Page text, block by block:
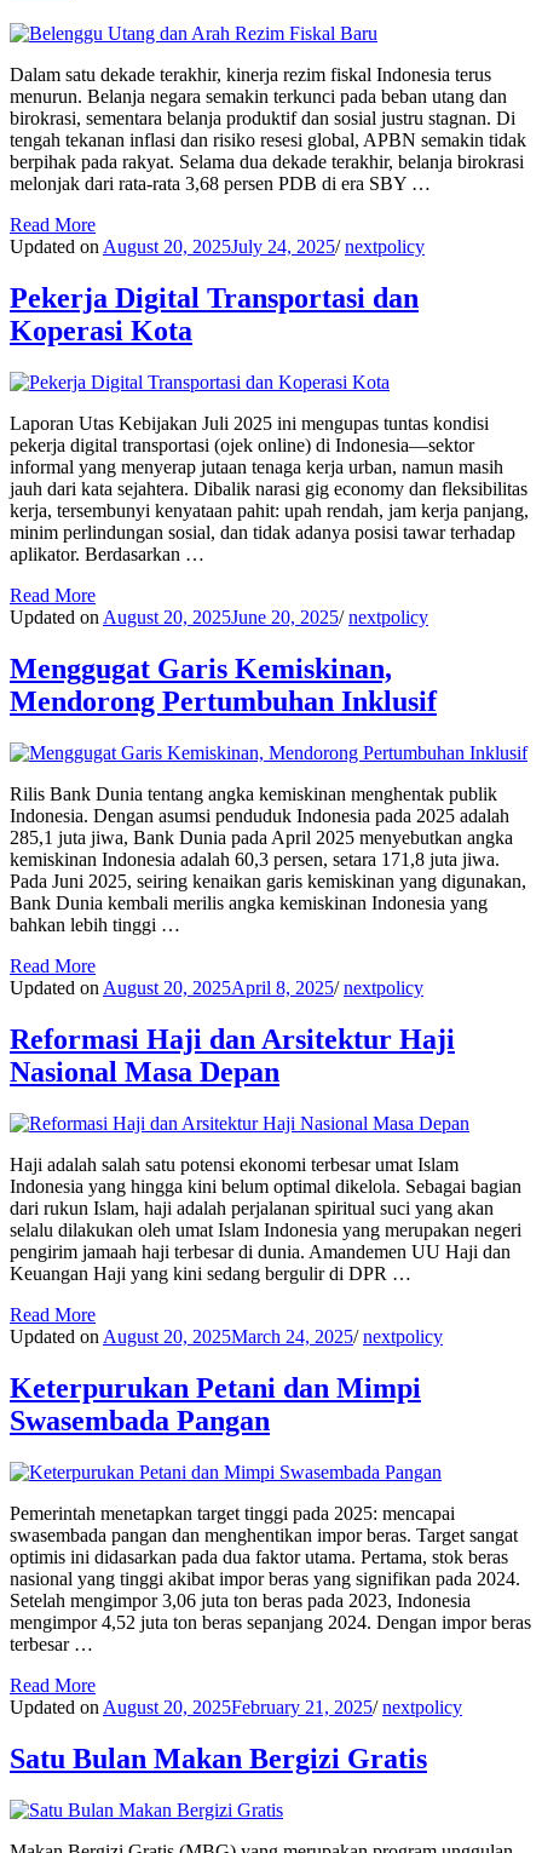
Dalam satu dekade terakhir, kinerja rezim fiskal Indonesia terus
menurun. Belanja negara semakin terkunci pada beban utang dan
birokrasi, sementara belanja produktif dan sosial justru stagnan. Di
tengah tekanan inflasi dan risiko resesi global, APBN semakin tidak
berpihak pada rakyat. Selama dua dekade terakhir, belanja birokrasi
melonjak dari rata-rata 3,68 persen PDB di era SBY …
Read More
Updated onAugust 20, 2025July 24, 2025/ nextpolicy
Pekerja Digital Transportasi dan
Koperasi Kota
Laporan Utas Kebijakan Juli 2025 ini mengupas tuntas kondisi
pekerja digital transportasi (ojek online) di Indonesia—sektor
informal yang menyerap jutaan tenaga kerja urban, namun masih
jauh dari kata sejahtera. Dibalik narasi gig economy dan fleksibilitas
kerja, tersembunyi kenyataan pahit: upah rendah, jam kerja panjang,
minim perlindungan sosial, dan tidak adanya posisi tawar terhadap
aplikator. Berdasarkan …
Read More
Updated on August 20, 2025June 20, 2025/ nextpolicy
Menggugat Garis Kemiskinan,
Mendorong Pertumbuhan Inklusif
Rilis Bank Dunia tentang angka kemiskinan menghentak publik
Indonesia. Dengan asumsi penduduk Indonesia pada 2025 adalah
285,1 juta jiwa, Bank Dunia pada April 2025 menyebutkan angka
kemiskinan Indonesia adalah 60,3 persen, setara 171,8 juta jiwa.
Pada Juni 2025, seiring kenaikan garis kemiskinan yang digunakan,
Bank Dunia kembali merilis angka kemiskinan Indonesia yang
bahkan lebih tinggi …
Read More
Updated on August 20, 2025April 8, 2025/ nextpolicy
Reformasi Haji dan Arsitektur Haji
Nasional Masa Depan
Haji adalah salah satu potensi ekonomi terbesar umat Islam
Indonesia yang hingga kini belum optimal dikelola. Sebagai bagian
dari rukun Islam, haji adalah perjalanan spiritual suci yang akan
selalu dilakukan oleh umat Islam Indonesia yang merupakan negeri
pengirim jamaah haji terbesar di dunia. Amandemen UU Haji dan
Keuangan Haji yang kini sedang bergulir di DPR …
Read More
Updated on August 20, 2025March 24, 2025/ nextpolicy
Keterpurukan Petani dan Mimpi
Swasembada Pangan
Pemerintah menetapkan target tinggi pada 2025: mencapai
swasembada pangan dan menghentikan impor beras. Target sangat
optimis ini didasarkan pada dua faktor utama. Pertama, stok beras
nasional yang tinggi akibat impor beras yang signifikan pada 2024.
Setelah mengimpor 3,06 juta ton beras pada 2023, Indonesia
mengimpor 4,52 juta ton beras sepanjang 2024. Dengan impor beras
terbesar …
Read More
Updated on August 20, 2025February 21, 2025/ nextpolicy
Satu Bulan Makan Bergizi Gratis